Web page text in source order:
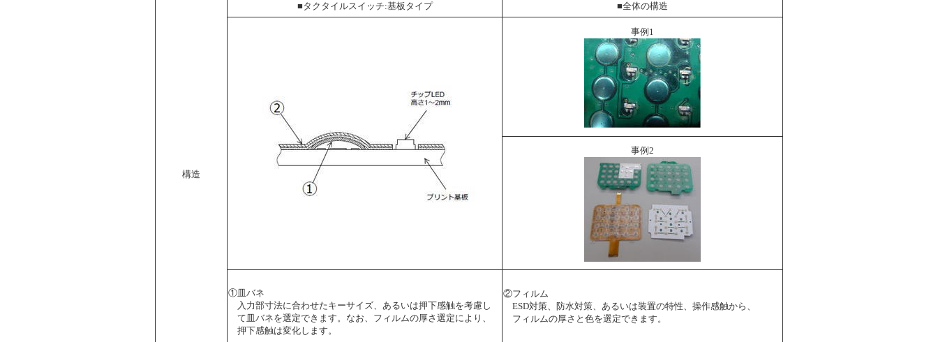
構造
■タクタイルスイッチ:基板タイプ ■全体の構造
事例1
事例2
①皿バネ
入力部寸法に合わせたキーサイズ、あるいは押下感触を考慮し
て皿バネを選定できます。なお、フィルムの厚さ選定により、
押下感触は変化します。
②フィルム
ESD対策、防水対策、あるいは装置の特性、操作感触から、
フィルムの厚さと色を選定できます。